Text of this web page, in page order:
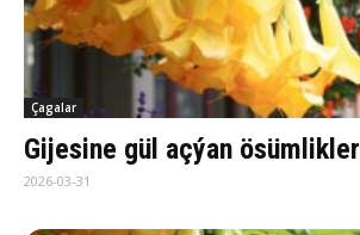
Çagalar
Gi­je­si­ne gül aç­ýan ösümlikler
2026-03-31